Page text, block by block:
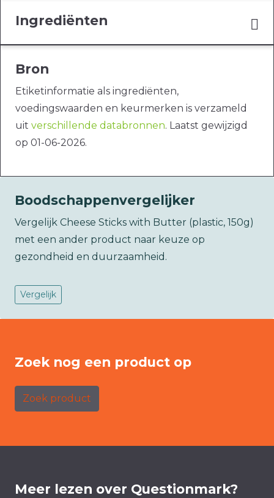
Ingrediënten
Bron
Etiketinformatie als ingrediënten,
voedingswaarden en keurmerken is verzameld
uit verschillende databronnen. Laatst gewijzigd
op 01-06-2026.
Boodschappenvergelijker
Vergelijk Cheese Sticks with Butter (plastic, 150g)
met een ander product naar keuze op
gezondheid en duurzaamheid.
Vergelijk
Zoek nog een product op
Zoek product
Meer lezen over Questionmark?